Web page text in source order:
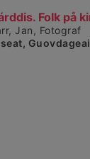
Folk på
dárkkes
Jan, Fotograf